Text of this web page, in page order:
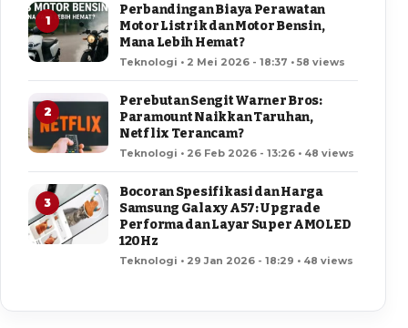
1
Perbandingan Biaya Perawatan
Motor Listrik dan Motor Bensin,
Mana Lebih Hemat?
Teknologi • 2 Mei 2026 - 18:37 • 58 views
2
Perebutan Sengit Warner Bros:
Paramount Naikkan Taruhan,
Netflix Terancam?
Teknologi • 26 Feb 2026 - 13:26 • 48 views
3
Bocoran Spesifikasi dan Harga
Samsung Galaxy A57: Upgrade
Performa dan Layar Super AMOLED
120Hz
Teknologi • 29 Jan 2026 - 18:29 • 48 views